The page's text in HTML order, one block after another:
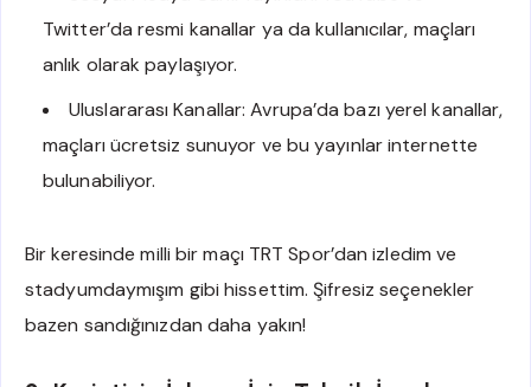
Twitter’da resmi kanallar ya da kullanıcılar, maçları
anlık olarak paylaşıyor.
Uluslararası Kanallar: Avrupa’da bazı yerel kanallar,
maçları ücretsiz sunuyor ve bu yayınlar internette
bulunabiliyor.
Bir keresinde milli bir maçı TRT Spor’dan izledim ve
stadyumdaymışım gibi hissettim. Şifresiz seçenekler
bazen sandığınızdan daha yakın!